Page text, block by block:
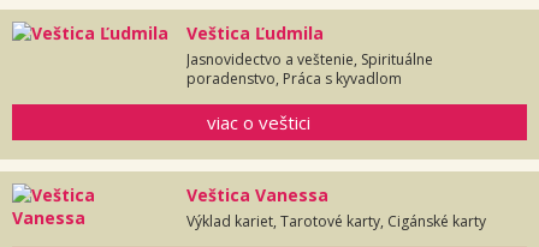
Veštica Ľudmila
Jasnovidectvo a veštenie, Spirituálne
poradenstvo, Práca s kyvadlom
viac o veštici
Veštica Vanessa
Výklad kariet, Tarotové karty, Cigánské karty